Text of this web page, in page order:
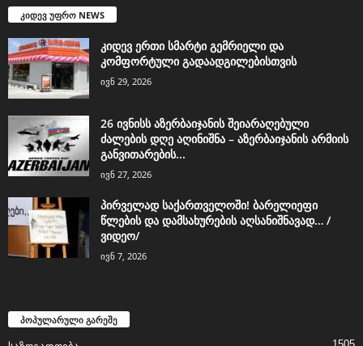
კიდევ უფრო NEWS
კიდევ ერთი სმარტი გემრიელი და
კომფორტული გადაადგილებისთვის
ივნ 29, 2026
26 ივნისს აზერბაიჯანის შეიარაღებული
ძალების დღე აღინიშნა – აზერბაიჯანის არმიის
განვითარების...
ივნ 27, 2026
პირველად საქართველოში! ბარელიეფი
წლების და დამსახურების აღსანიშნავად… /
ვიდეო/
ივნ 7, 2026
პოპულარული გარეშე